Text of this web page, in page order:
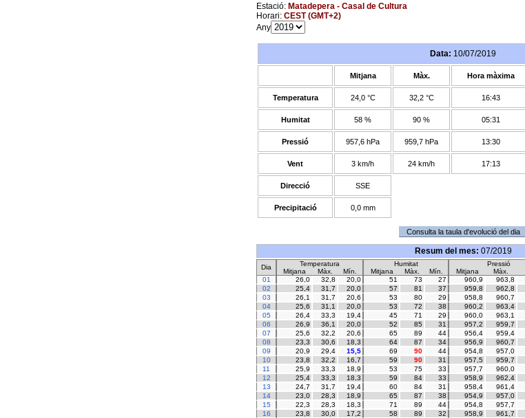
Estació: Matadepera - Casal de Cultura
Horari: CEST (GMT+2)
Any
Data: 10/07/2019
Mitjana Màx. Hora màxima
Temperatura 24,0 °C 32,2 °C 16:43
Humitat 58 % 90 % 05:31
Pressió 957,6 hPa 959,7 hPa 13:30
Vent 3 km/h 24 km/h 17:13
Direcció SSE
Precipitació 0,0 mm
Resum del mes: 07/2019
Dia Temperatura Humitat Pressió
Mitjana Màx. Mín. Mitjana Màx. Mín. Mitjana Màx.
01
26,0 32,8 20,0 51 73 27 960,9 963,8
02
25,4 31,7 20,0 57 81 37 959,8 962,8
03
26,1 31,7 20,6 53 80 29 958,8 960,7
04
25,6 31,1 20,0 53 72 38 960,2 963,4
05
26,4 33,3 19,4 45 71 29 960,0 963,1
06
26,9 36,1 20,0 52 85 31 957,2 959,7
07
25,6 32,2 20,6 65 89 44 956,4 959,4
08
23,3 30,6 18,3 64 87 34 956,9 960,7
09
20,9 29,4 15,5 69 90 44 954,8 957,0
10
23,8 32,2 16,7 59 90 31 957,5 959,7
11
25,9 33,3 18,9 53 75 33 957,7 960,0
12
25,4 33,3 18,3 59 84 33 958,9 962,4
13
24,7 31,7 19,4 60 84 31 958,4 961,4
14
23,0 28,3 18,9 65 87 38 954,9 957,0
15
22,3 28,3 18,3 71 89 44 954,8 957,7
16
23,8 30,0 17,2 58 89 32 958,9 961,7